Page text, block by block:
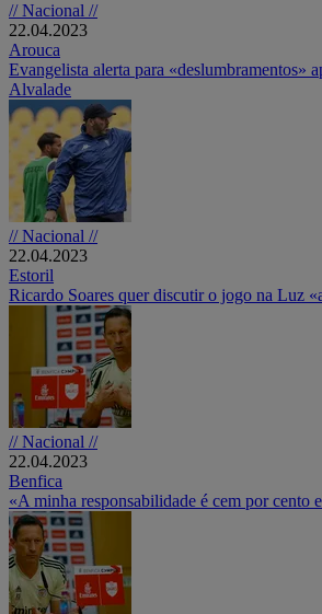
// Nacional //
22.04.2023
Arouca
Evangelista alerta para «deslumbramentos»
Alvalade
// Nacional //
22.04.2023
Estoril
Ricardo Soares quer discutir o jogo na Luz
// Nacional //
22.04.2023
Benfica
«A minha responsabilidade é cem por cento